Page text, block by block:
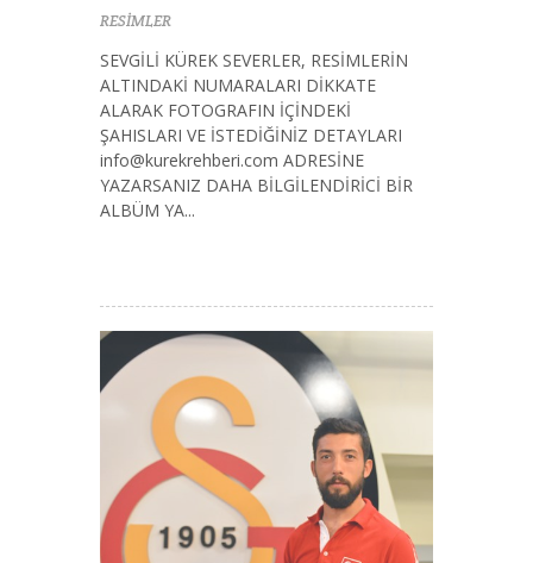
RESİMLER
SEVGİLİ KÜREK SEVERLER, RESİMLERİN
ALTINDAKİ NUMARALARI DİKKATE
ALARAK FOTOGRAFIN İÇİNDEKİ
ŞAHISLARI VE İSTEDİĞİNİZ DETAYLARI
info@kurekrehberi.com ADRESİNE
YAZARSANIZ DAHA BİLGİLENDİRİCİ BİR
ALBÜM YA...